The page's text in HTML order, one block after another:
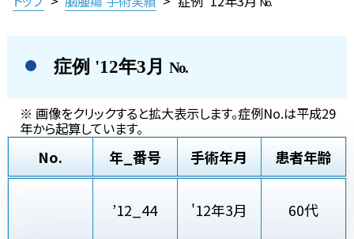
症例 '12年3月 No.
※ 画像をクリックすると拡大表示します。症例No.は平成29
年から起算しています。
No. 年_番号 手術年月 患者年齢
’12_44 '12年3月 60代